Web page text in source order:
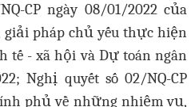
CP ngày 08/01/2022 của
pháp chủ yếu thực hiện
tế - xã hội và Dự toán ngân
Nghị quyết số 02/NQ-CP
phủ về những nhiệm vụ,